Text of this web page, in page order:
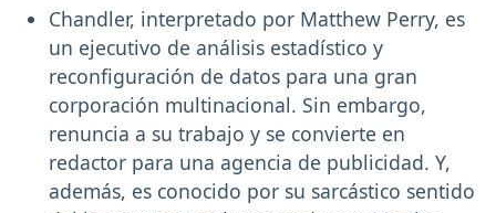
Chandler, interpretado por Matthew Perry, es
un ejecutivo de análisis estadístico y
reconfiguración de datos para una gran
corporación multinacional. Sin embargo,
renuncia a su trabajo y se convierte en
redactor para una agencia de publicidad. Y,
además, es conocido por su sarcástico sentido